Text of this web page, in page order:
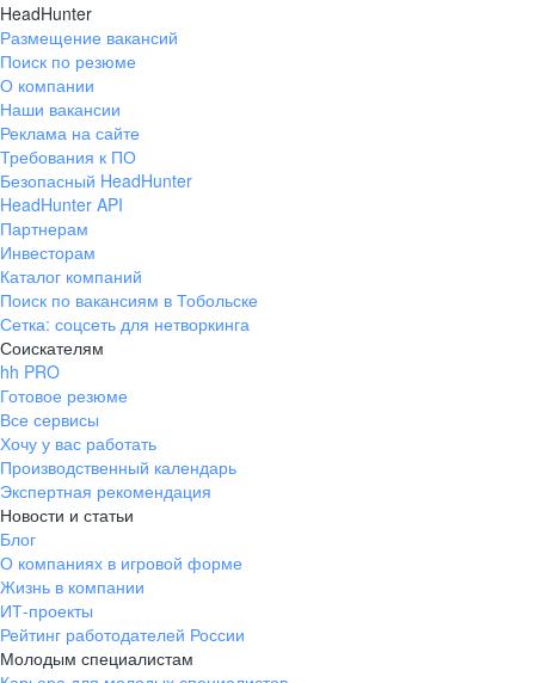
HeadHunter
Размещение вакансий
Поиск по резюме
О компании
Наши вакансии
Реклама на сайте
Требования к ПО
Безопасный HeadHunter
HeadHunter API
Партнерам
Инвесторам
Каталог компаний
Поиск по вакансиям в Тобольске
Сетка: соцсеть для нетворкинга
Соискателям
hh PRO
Готовое резюме
Все сервисы
Хочу у вас работать
Производственный календарь
Экспертная рекомендация
Новости и статьи
Блог
О компаниях в игровой форме
Жизнь в компании
ИТ-проекты
Рейтинг работодателей России
Молодым специалистам